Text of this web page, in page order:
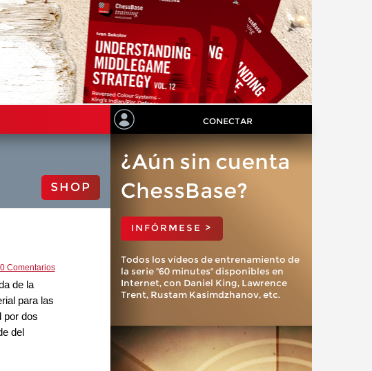
CONECTAR
SHOP
0 Comentarios
de la
para las
por dos
del
¿Aún sin cuenta
ChessBase?
INFÓRMESE >
Todos los vídeos de entrenamiento de
la serie "60 minutes" disponibles en
Internet, con Daniel King, Lawrence
Trent, Rustam Kasimdzhanov, etc.